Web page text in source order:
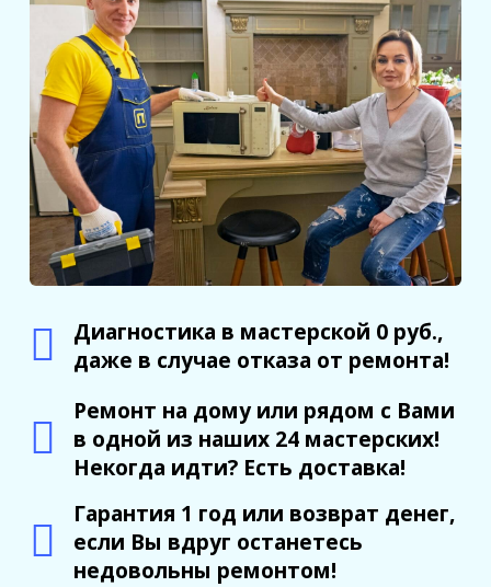
Диагностика в мастерской 0 руб.,
даже в случае отказа от ремонта!
Ремонт на дому или рядом с Вами
в одной из наших 24 мастерских!
Некогда идти? Есть доставка!
Гарантия 1 год или возврат денег,
если Вы вдруг останетесь
недовольны ремонтом!